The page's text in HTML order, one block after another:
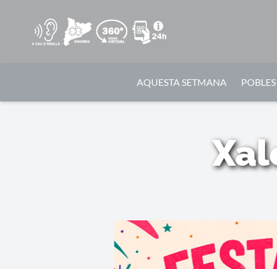
AQUESTA SETMANA